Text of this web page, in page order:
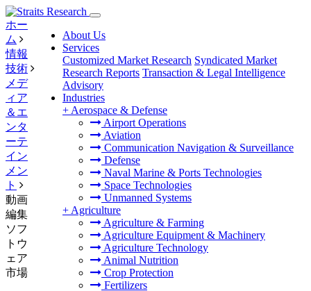
About Us
Services
Customized Market Research Syndicated Market
Research Reports Transaction & Legal Intelligence
Advisory
Industries
+ Aerospace & Defense
Airport Operations
Aviation
Communication Navigation & Surveillance
Defense
Naval Marine & Ports Technologies
Space Technologies
Unmanned Systems
+ Agriculture
Agriculture & Farming
Agriculture Equipment & Machinery
Agriculture Technology
Animal Nutrition
Crop Protection
Fertilizers
ホー
ム
情報
技術
メデ
ィア
＆エ
ンタ
ーテ
イン
メン
ト
動画
編集
ソフ
トウ
ェア
市場